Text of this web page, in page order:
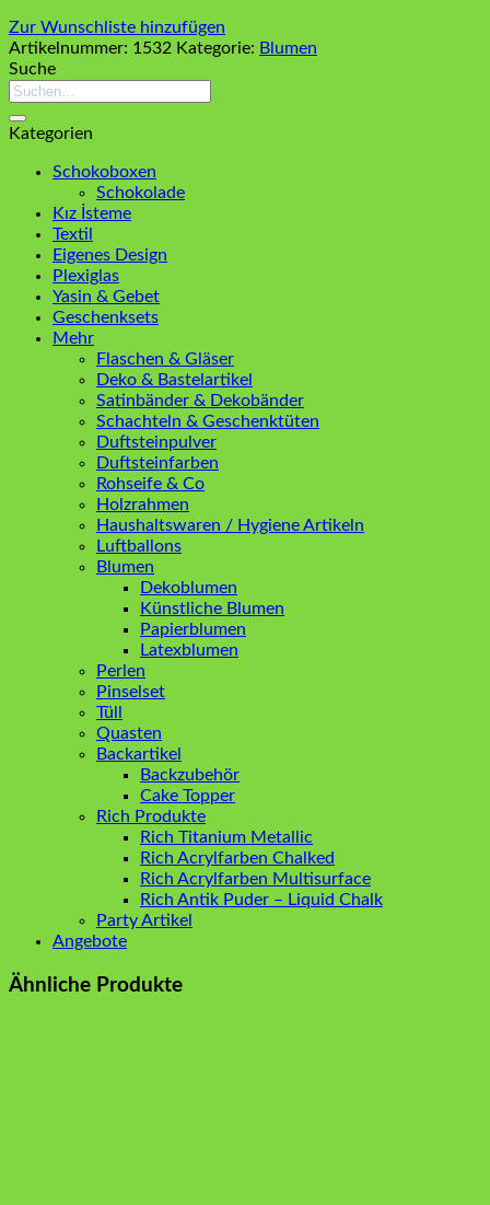
Zur Wunschliste hinzufügen
Artikelnummer: 1532 Kategorie: Blumen
Suche
Suchen
Kategorien
Schokoboxen
Schokolade
Kız İsteme
Textil
Eigenes Design
Plexiglas
Yasin & Gebet
Geschenksets
Mehr
Flaschen & Gläser
Deko & Bastelartikel
Satinbänder & Dekobänder
Schachteln & Geschenktüten
Duftsteinpulver
Duftsteinfarben
Rohseife & Co
Holzrahmen
Haushaltswaren / Hygiene Artikeln
Luftballons
Blumen
Dekoblumen
Künstliche Blumen
Papierblumen
Latexblumen
Perlen
Pinselset
Tüll
Quasten
Backartikel
Backzubehör
Cake Topper
Rich Produkte
Rich Titanium Metallic
Rich Acrylfarben Chalked
Rich Acrylfarben Multisurface
Rich Antik Puder – Liquid Chalk
Party Artikel
Angebote
Ähnliche Produkte